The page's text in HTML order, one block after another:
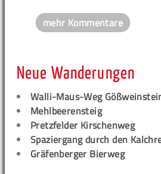
mehr Kommentare
Neue Wanderungen
Walli-Maus-Weg
Mehlbeerensteig
Pretzfelder Kirschenweg
Spaziergang durch den
Gräfenberger Bierweg